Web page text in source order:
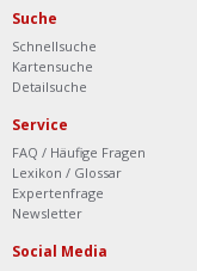
Suche
Schnellsuche
Kartensuche
Detailsuche
Service
FAQ / Häufige Fragen
Lexikon / Glossar
Expertenfrage
Newsletter
Social Media